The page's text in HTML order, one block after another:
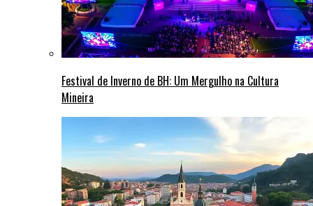
Festival de Inverno de BH: Um Mergulho na Cultura
Mineira